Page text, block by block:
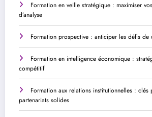
Formation en veille stratégique : maximiser
d’analyse
Formation prospective : anticiper les défis de
Formation en intelligence économique :
compétitif
Formation aux relations institutionnelles :
partenariats solides